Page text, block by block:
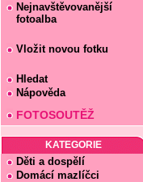
Nejnavštěvovanější
fotoalba
Vložit novou fotku
Hledat
Nápověda
FOTOSOUTĚŽ
KATEGORIE
Děti a dospělí
Domácí mazlíčci